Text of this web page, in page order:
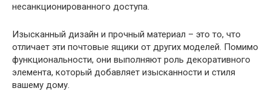
несанкционированного доступа.
Изысканный дизайн и прочный материал – это то, что
отличает эти почтовые ящики от других моделей. Помимо
функциональности, они выполняют роль декоративного
элемента, который добавляет изысканности и стиля
вашему дому.